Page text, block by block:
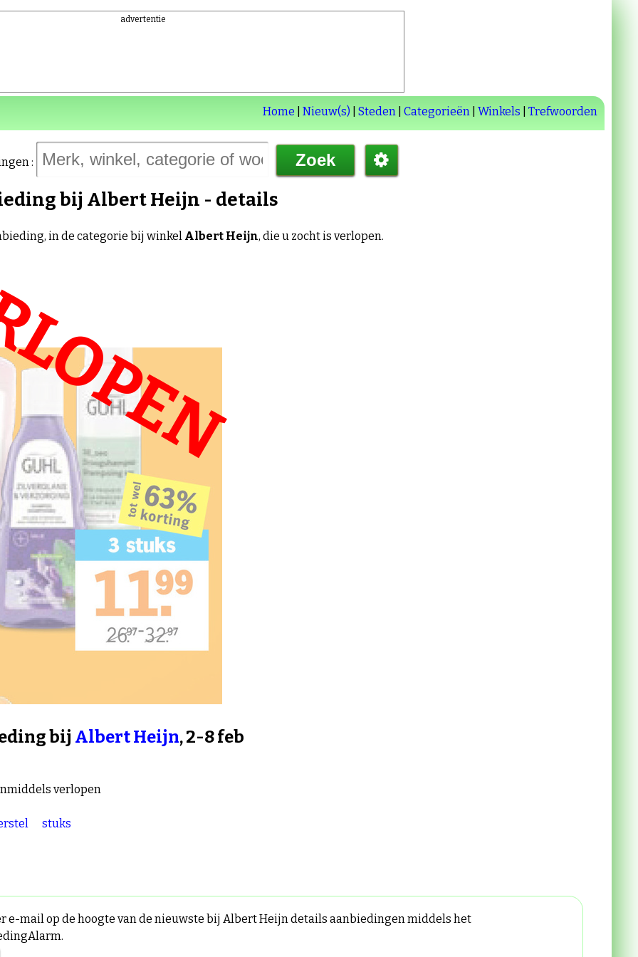
advertentie
Home Nieuw(s) Steden| Categorieën| Winkels Trefwoorden
:
bij Albert Heijn - details
in de categorie bij winkel Albert Heijn, die u zocht is verlopen.
bij Albert Heijn, 2-8 feb
verlopen
stuks
e-mail op de hoogte van de nieuwste bij Albert Heijn details aanbiedingen middels het